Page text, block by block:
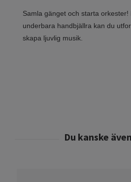
Samla gänget och starta orkester!
underbara handbjällra kan du
skapa ljuvlig musik.